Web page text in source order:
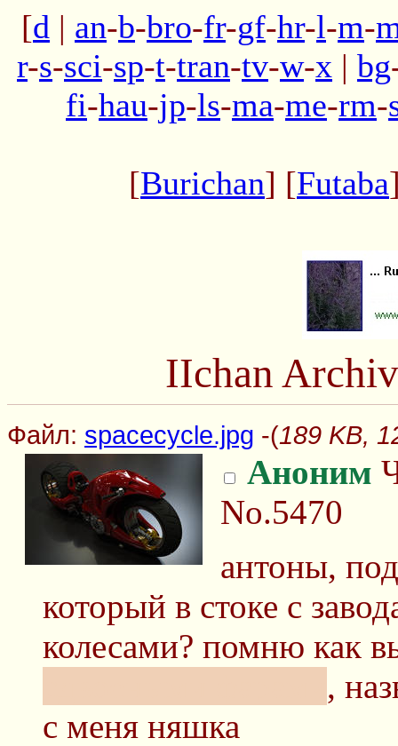
[d | an-b-bro-fr-gf-hr-l-m-
r-s-sci-sp-t-tran-tv-w-x | bg
fi-hau-jp-ls-ma-me-rm-
[Burichan] [Futaba
IIchan
Файл: spacecycle.jpg -(189 KB,
Аноним
No.5470
антоны,
который в стоке с
колесами? помню как
,
с меня няшка